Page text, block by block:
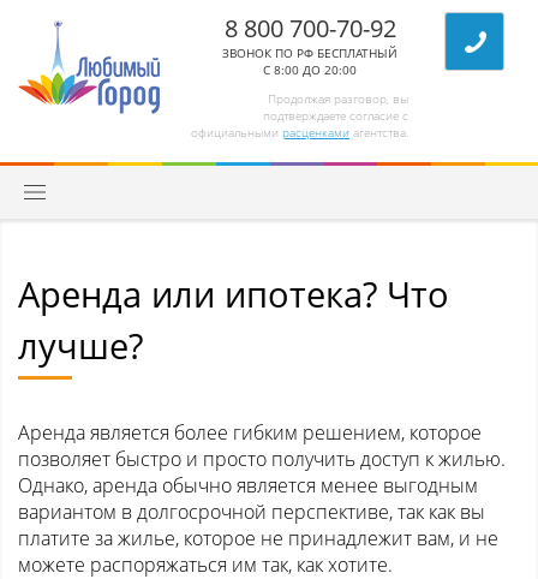
Продолжая разговор, вы
подтверждаете согласие с
официальными расценками агентства.
8 800 700-70-92
ЗВОНОК ПО РФ БЕСПЛАТНЫЙ
С 8:00 ДО 20:00
Аренда или ипотека? Что
лучше?
Аренда является более гибким решением, которое
позволяет быстро и просто получить доступ к жилью.
Однако, аренда обычно является менее выгодным
вариантом в долгосрочной перспективе, так как вы
платите за жилье, которое не принадлежит вам, и не
можете распоряжаться им так, как хотите.